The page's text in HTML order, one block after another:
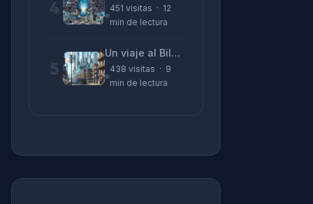
451 visitas · 12
min de lectura
Un viaje al Bilbao de 2026 con sabor a 1895
438 visitas · 9
min de lectura